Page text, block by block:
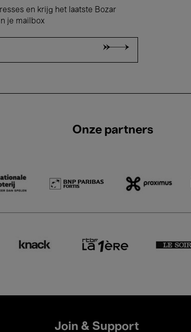
en krijg het laatste Bozar
je mailbox
Onze partners
Join & Support